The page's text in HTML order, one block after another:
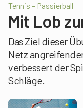
Tennis – Passierball
Mit Lob
Das Ziel dieser
Netz
verbessert der
Schläge.